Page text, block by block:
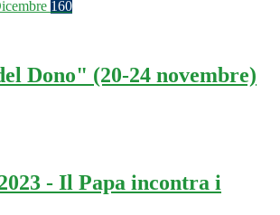
160
Dono" (20-24 novembre)
- Il Papa incontra i